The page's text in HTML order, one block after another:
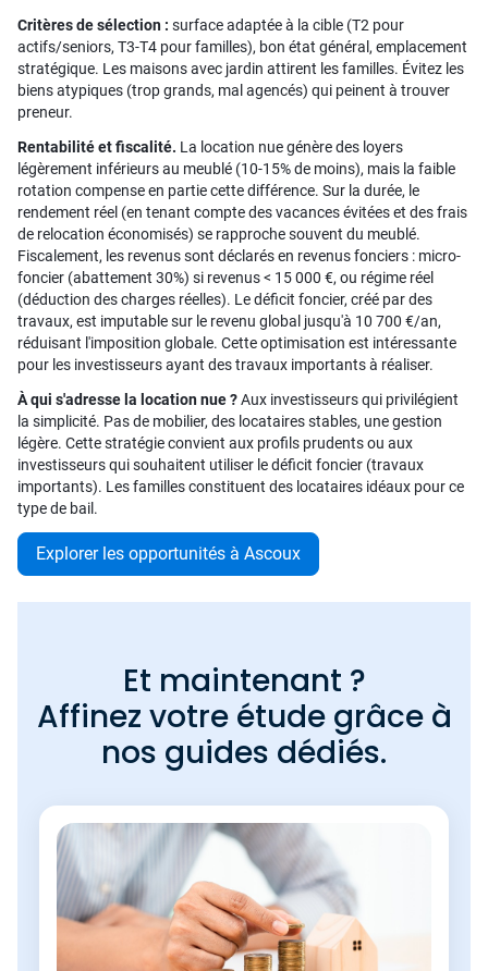
Critères de sélection : surface adaptée à la cible (T2 pour
actifs/seniors, T3-T4 pour familles), bon état général, emplacement
stratégique. Les maisons avec jardin attirent les familles. Évitez les
biens atypiques (trop grands, mal agencés) qui peinent à trouver
preneur.
Rentabilité et fiscalité. La location nue génère des loyers
légèrement inférieurs au meublé (10-15% de moins), mais la faible
rotation compense en partie cette différence. Sur la durée, le
rendement réel (en tenant compte des vacances évitées et des frais
de relocation économisés) se rapproche souvent du meublé.
Fiscalement, les revenus sont déclarés en revenus fonciers : micro-
foncier (abattement 30%) si revenus < 15 000 €, ou régime réel
(déduction des charges réelles). Le déficit foncier, créé par des
travaux, est imputable sur le revenu global jusqu'à 10 700 €/an,
réduisant l'imposition globale. Cette optimisation est intéressante
pour les investisseurs ayant des travaux importants à réaliser.
À qui s'adresse la location nue ?Aux investisseurs qui privilégient
la simplicité. Pas de mobilier, des locataires stables, une gestion
légère. Cette stratégie convient aux profils prudents ou aux
investisseurs qui souhaitent utiliser le déficit foncier (travaux
importants). Les familles constituent des locataires idéaux pour ce
type de bail.
Explorer les opportunités à Ascoux
Et maintenant ?
Affinez votre étude grâce à
nos guides dédiés.